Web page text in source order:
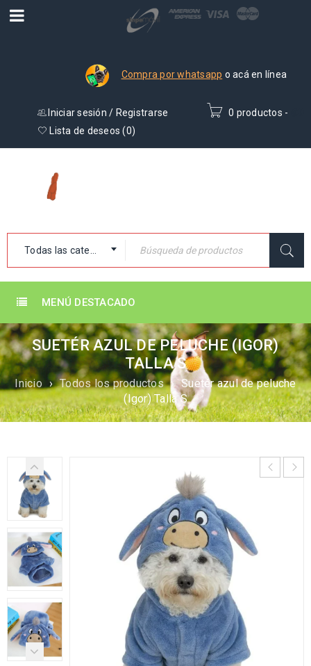
Compra por whatsapp o acá en línea
0 productos -
Iniciar sesión / Registrarse
Lista de deseos (0)
Todas las categorías
MENÚ DESTACADO
SUETÉR AZUL DE PELUCHE (IGOR)
TALLA S
Inicio › Todos los productos › Suetér azul de peluche
(Igor) Talla S